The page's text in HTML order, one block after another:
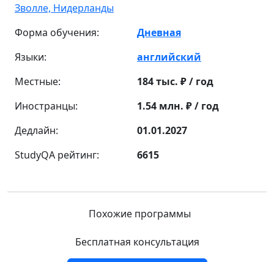
Зволле, Нидерланды
Форма обучения:
Дневная
Языки:
английский
Местные:
184 тыс. ₽ / год
Иностранцы:
1.54 млн. ₽ / год
Дедлайн:
01.01.2027
StudyQA рейтинг:
6615
Похожие программы
Бесплатная консультация